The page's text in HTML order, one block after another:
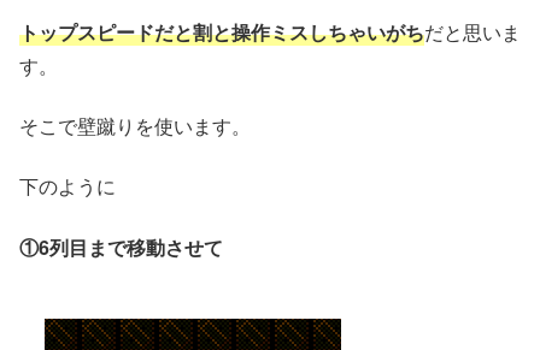
トップスピードだと割と操作ミスしちゃいがちだと思いま
す。
そこで壁蹴りを使います。
下のように
①6列目まで移動させて